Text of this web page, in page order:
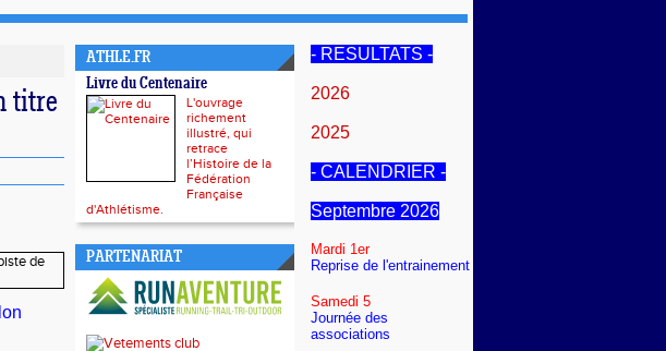
titre
ATHLE.FR
Livre du Centenaire
L'ouvrage
richement
illustré, qui
retrace
l’Histoire de la
Fédération
Française
d'Athlétisme.
PARTENARIAT
- RESULTATS -
2026
2025
- CALENDRIER -
Septembre 2026
Mardi 1er
Reprise de l'entrainement
Samedi 5
Journée des
associations